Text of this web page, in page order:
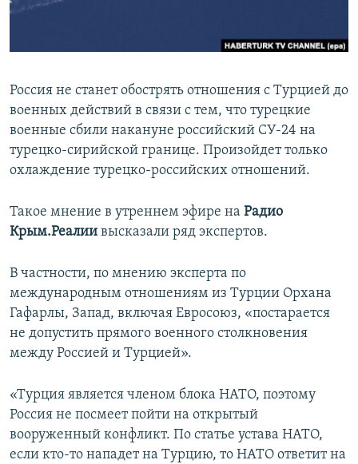
УКРАИНСКАЯ ПРОБЛЕМА КРЫМА
ПРИСОЕДИНЯЙТЕСЬ!
Все сайты RFE/RL
Россия не станет обострять отношения с Турцией до
военных действий в связи с тем, что турецкие
военные сбили накануне российский СУ-24 на
турецко-сирийской границе. Произойдет только
охлаждение турецко-российских отношений.
Такое мнение в утреннем эфире на Радио
Крым.Реалии высказали ряд экспертов.
В частности, по мнению эксперта по
международным отношениям из Турции Орхана
Гафарлы, Запад, включая Евросоюз, «постарается
не допустить прямого военного столкновения
между Россией и Турцией».
«Турция является членом блока НАТО, поэтому
Россия не посмеет пойти на открытый
вооруженный конфликт. По статье устава НАТО,
если кто-то нападет на Турцию, то НАТО ответит на